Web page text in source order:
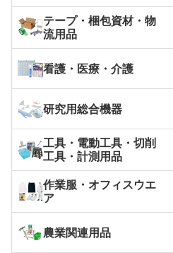
テープ・梱包資材・物
流用品
看護・医療・介護
研究用総合機器
工具・電動工具・切削
工具・計測用品
作業服・オフィスウエ
ア
農業関連用品